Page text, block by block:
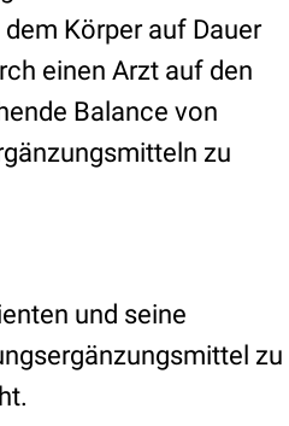
Körper auf Dauer
einen Arzt auf den
Balance von
zu
und seine
zu